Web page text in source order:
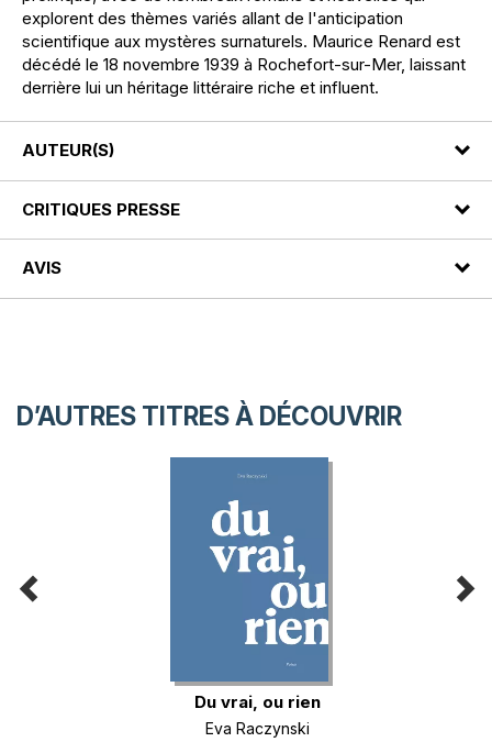
explorent des thèmes variés allant de l'anticipation
scientifique aux mystères surnaturels. Maurice Renard est
décédé le 18 novembre 1939 à Rochefort-sur-Mer, laissant
derrière lui un héritage littéraire riche et influent.
AUTEUR(S)
CRITIQUES PRESSE
AVIS
D’AUTRES TITRES À DÉCOUVRIR
Du vrai, ou rien
Eva Raczynski